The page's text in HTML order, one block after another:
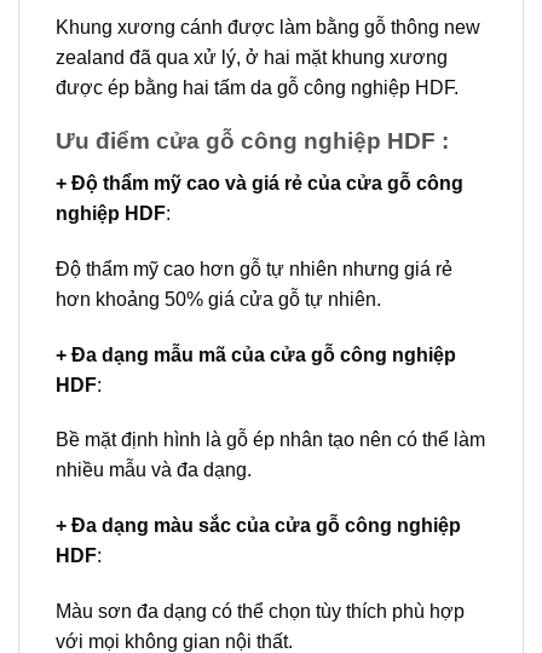
Khung xương cánh được làm bằng gỗ thông new
zealand đã qua xử lý, ở hai mặt khung xương
được ép bằng hai tấm da gỗ công nghiệp HDF.
Ưu điểm cửa gỗ công nghiệp HDF :
+ Độ thẩm mỹ cao và giá rẻ của cửa gỗ công
nghiệp HDF:
Độ thẩm mỹ cao hơn gỗ tự nhiên nhưng giá rẻ
hơn khoảng 50% giá cửa gỗ tự nhiên.
+ Đa dạng mẫu mã của cửa gỗ công nghiệp
HDF:
Bề mặt định hình là gỗ ép nhân tạo nên có thể làm
nhiều mẫu và đa dạng.
+ Đa dạng màu sắc của cửa gỗ công nghiệp
HDF:
Màu sơn đa dạng có thể chọn tùy thích phù hợp
với mọi không gian nội thất.